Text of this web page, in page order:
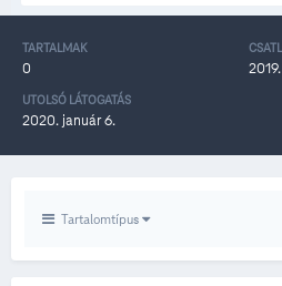
TARTALMAK
0
UTOLSÓ LÁTOGATÁS
2020. január 6.
Tartalomtípus